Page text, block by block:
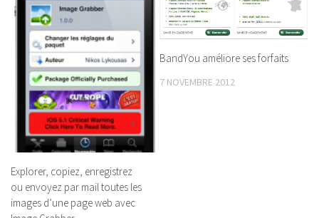
Explorer, copiez, enregistrez
ou envoyez par mail toutes les
images d’une page web avec
BandYou améliore ses forfaits
7 NOVEMBRE 2012